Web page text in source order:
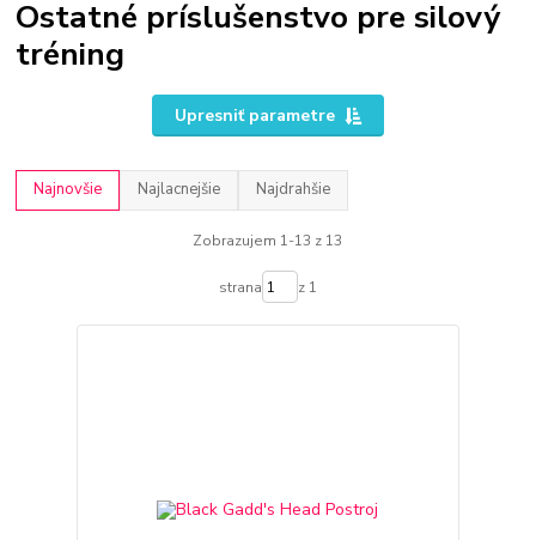
Ostatné príslušenstvo pre silový
tréning
Upresniť parametre
Najnovšie Najlacnejšie Najdrahšie
Zobrazujem 1-13 z 13
strana z 1